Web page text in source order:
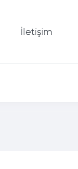
İletişim